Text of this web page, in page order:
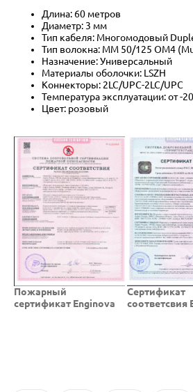
Длина: 60 метров
Диаметр: 3 мм
Тип кабеля: Многомодовый
Тип волокна: MM 50/125 OM4
Назначение: Универсальный
Материалы оболочки: LSZH
Коннекторы: 2LC/UPC-2LC/UPC
Температура эксплуатации: от -
Цвет: розовый
Пожарный
сертификат Enginova
Cертификат
соответсвия